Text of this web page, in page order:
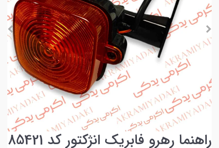
راهنما رهرو فابریک انژکتور کد 85421